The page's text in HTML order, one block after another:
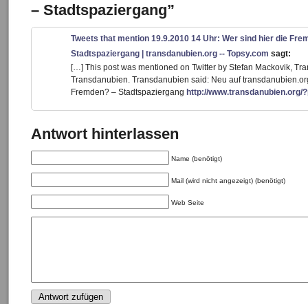
– Stadtspaziergang”
Tweets that mention 19.9.2010 14 Uhr: Wer sind hier die
Stadtspaziergang | transdanubien.org -- Topsy.com sagt:
[…] This post was mentioned on Twitter by Stefan Mackovik,
Transdanubien. Transdanubien said: Neu auf
Fremden? – Stadtspaziergang http://www.transdanubien.org/
Antwort hinterlassen
Name (benötigt)
Mail (wird nicht angezeigt) (benötigt)
Web Seite